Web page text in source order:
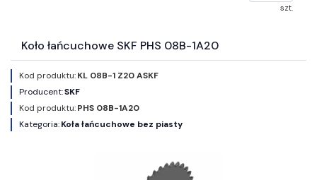
szt.
Koło łańcuchowe SKF PHS 08B-1A20
Kod produktu:KL 08B-1 Z20 ASKF
Producent:SKF
Kod produktu:PHS 08B-1A20
Kategoria:Koła łańcuchowe bez piasty